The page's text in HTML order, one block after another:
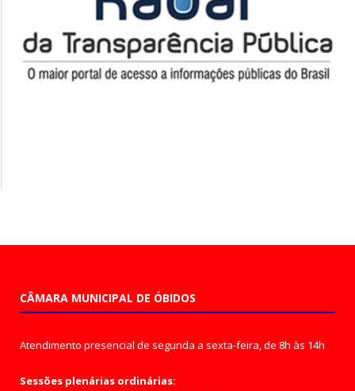
CÂMARA MUNICIPAL DE ÓBIDOS
Atendimento presencial de segunda a sexta-feira, de 8h às 14h
Sessões plenárias ordinárias: